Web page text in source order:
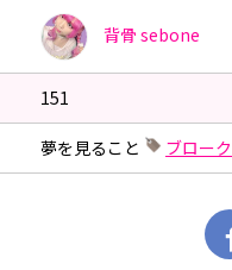
背骨 sebone
151
夢を見ること ブロー